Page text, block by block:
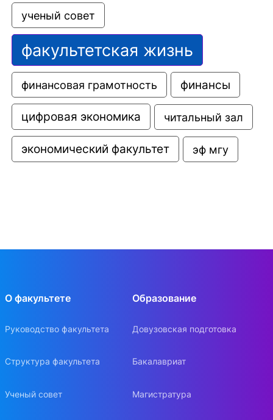
ученый совет
факультетская жизнь
финансовая грамотность финансы
цифровая экономика читальный зал
экономический факультет эф мгу
О факультете
Руководство факультета
Структура факультета
Ученый совет
Образование
Довузовская подготовка
Бакалавриат
Магистратура